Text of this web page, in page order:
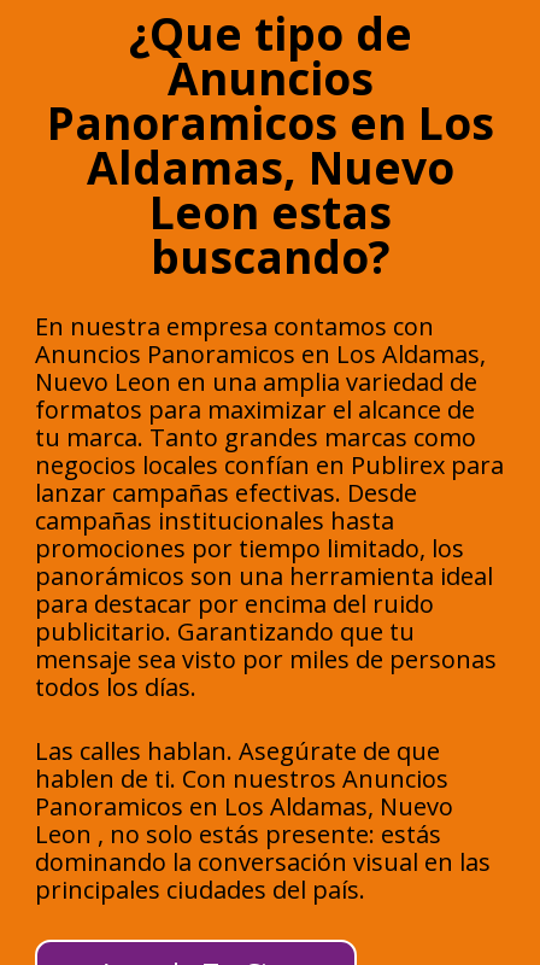
¿Que tipo de
Anuncios
Panoramicos en Los
Aldamas, Nuevo
Leon estas
buscando?
En nuestra empresa contamos con
Anuncios Panoramicos en Los Aldamas,
Nuevo Leon en una amplia variedad de
formatos para maximizar el alcance de
tu marca. Tanto grandes marcas como
negocios locales confían en Publirex para
lanzar campañas efectivas. Desde
campañas institucionales hasta
promociones por tiempo limitado, los
panorámicos son una herramienta ideal
para destacar por encima del ruido
publicitario. Garantizando que tu
mensaje sea visto por miles de personas
todos los días.
Las calles hablan. Asegúrate de que
hablen de ti. Con nuestros Anuncios
Panoramicos en Los Aldamas, Nuevo
Leon , no solo estás presente: estás
dominando la conversación visual en las
principales ciudades del país.